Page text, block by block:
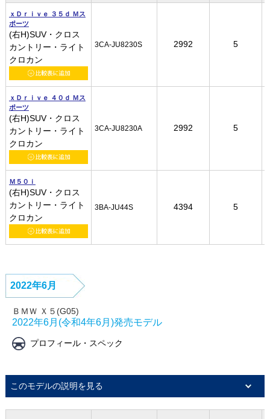
ｘＤｒｉｖｅ ３５ｄ Ｍス
ポーツ
(右H)SUV・クロス
カントリー・ライト
クロカン
3CA-JU8230S 2992 5
ｘＤｒｉｖｅ ４０ｄ Ｍス
ポーツ
(右H)SUV・クロス
カントリー・ライト
クロカン
3CA-JU8230A 2992 5
Ｍ５０ｉ
(右H)SUV・クロス
カントリー・ライト
クロカン
3BA-JU44S 4394 5
ｘＤｒｉｖｅ ３５ｄ Ｍス
ポーツ
(右H)SUV・クロス
カントリー・ライト
クロカン
3CA-JU8230S 2992 5
ｘＤｒｉｖｅ ４０ｄ Ｍス
ポーツ
(右H)SUV・クロス
カントリー・ライト
クロカン
3CA-JU8230A 2992 5
Ｍ５０ｉ
(右H)SUV・クロス
カントリー・ライト
クロカン
3BA-JU44S 4394 5
ｘＤｒｉｖｅ ３５ｄ Ｍス
ポーツ
(右H)SUV・クロス
カントリー・ライト
クロカン
3CA-JU8230S 2992 5
ｘＤｒｉｖｅ ４０ｄ Ｍス
ポーツ
(右H)SUV・クロス
カントリー・ライト
クロカン
3CA-JU8230A 2992 5
Ｍ５０ｉ
(右H)SUV・クロス
カントリー・ライト
クロカン
3BA-JU44S 4394 5
ｘＤｒｉｖｅ ３５ｄ Ｍス
ポーツ
(右H)SUV・クロス
カントリー・ライト
クロカン
3CA-JU8230S 2992 5
ｘＤｒｉｖｅ ４０ｄ Ｍス
ポーツ
(右H)SUV・クロス
カントリー・ライト
クロカン
3CA-JU8230A 2992 5
Ｍ５０ｉ
(右H)SUV・クロス
カントリー・ライト
クロカン
3BA-JU44S 4394 5
2022年6月
ＢＭＷ Ｘ５(G05)
2022年6月(令和4年6月)発売モデル
プロフィール・スペック
このモデルの説明を見る